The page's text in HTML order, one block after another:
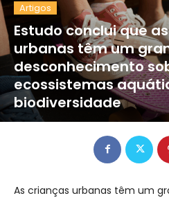
Artigos
Estudo conclui que
urbanas têm um
desconhecimento
ecossistemas
biodiversidade
As crianças urbanas têm um